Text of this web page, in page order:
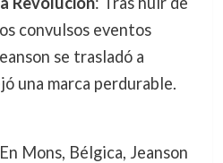
convulsos eventos
se trasladó a
una marca perdurable.
Mons, Bélgica, Jeanson